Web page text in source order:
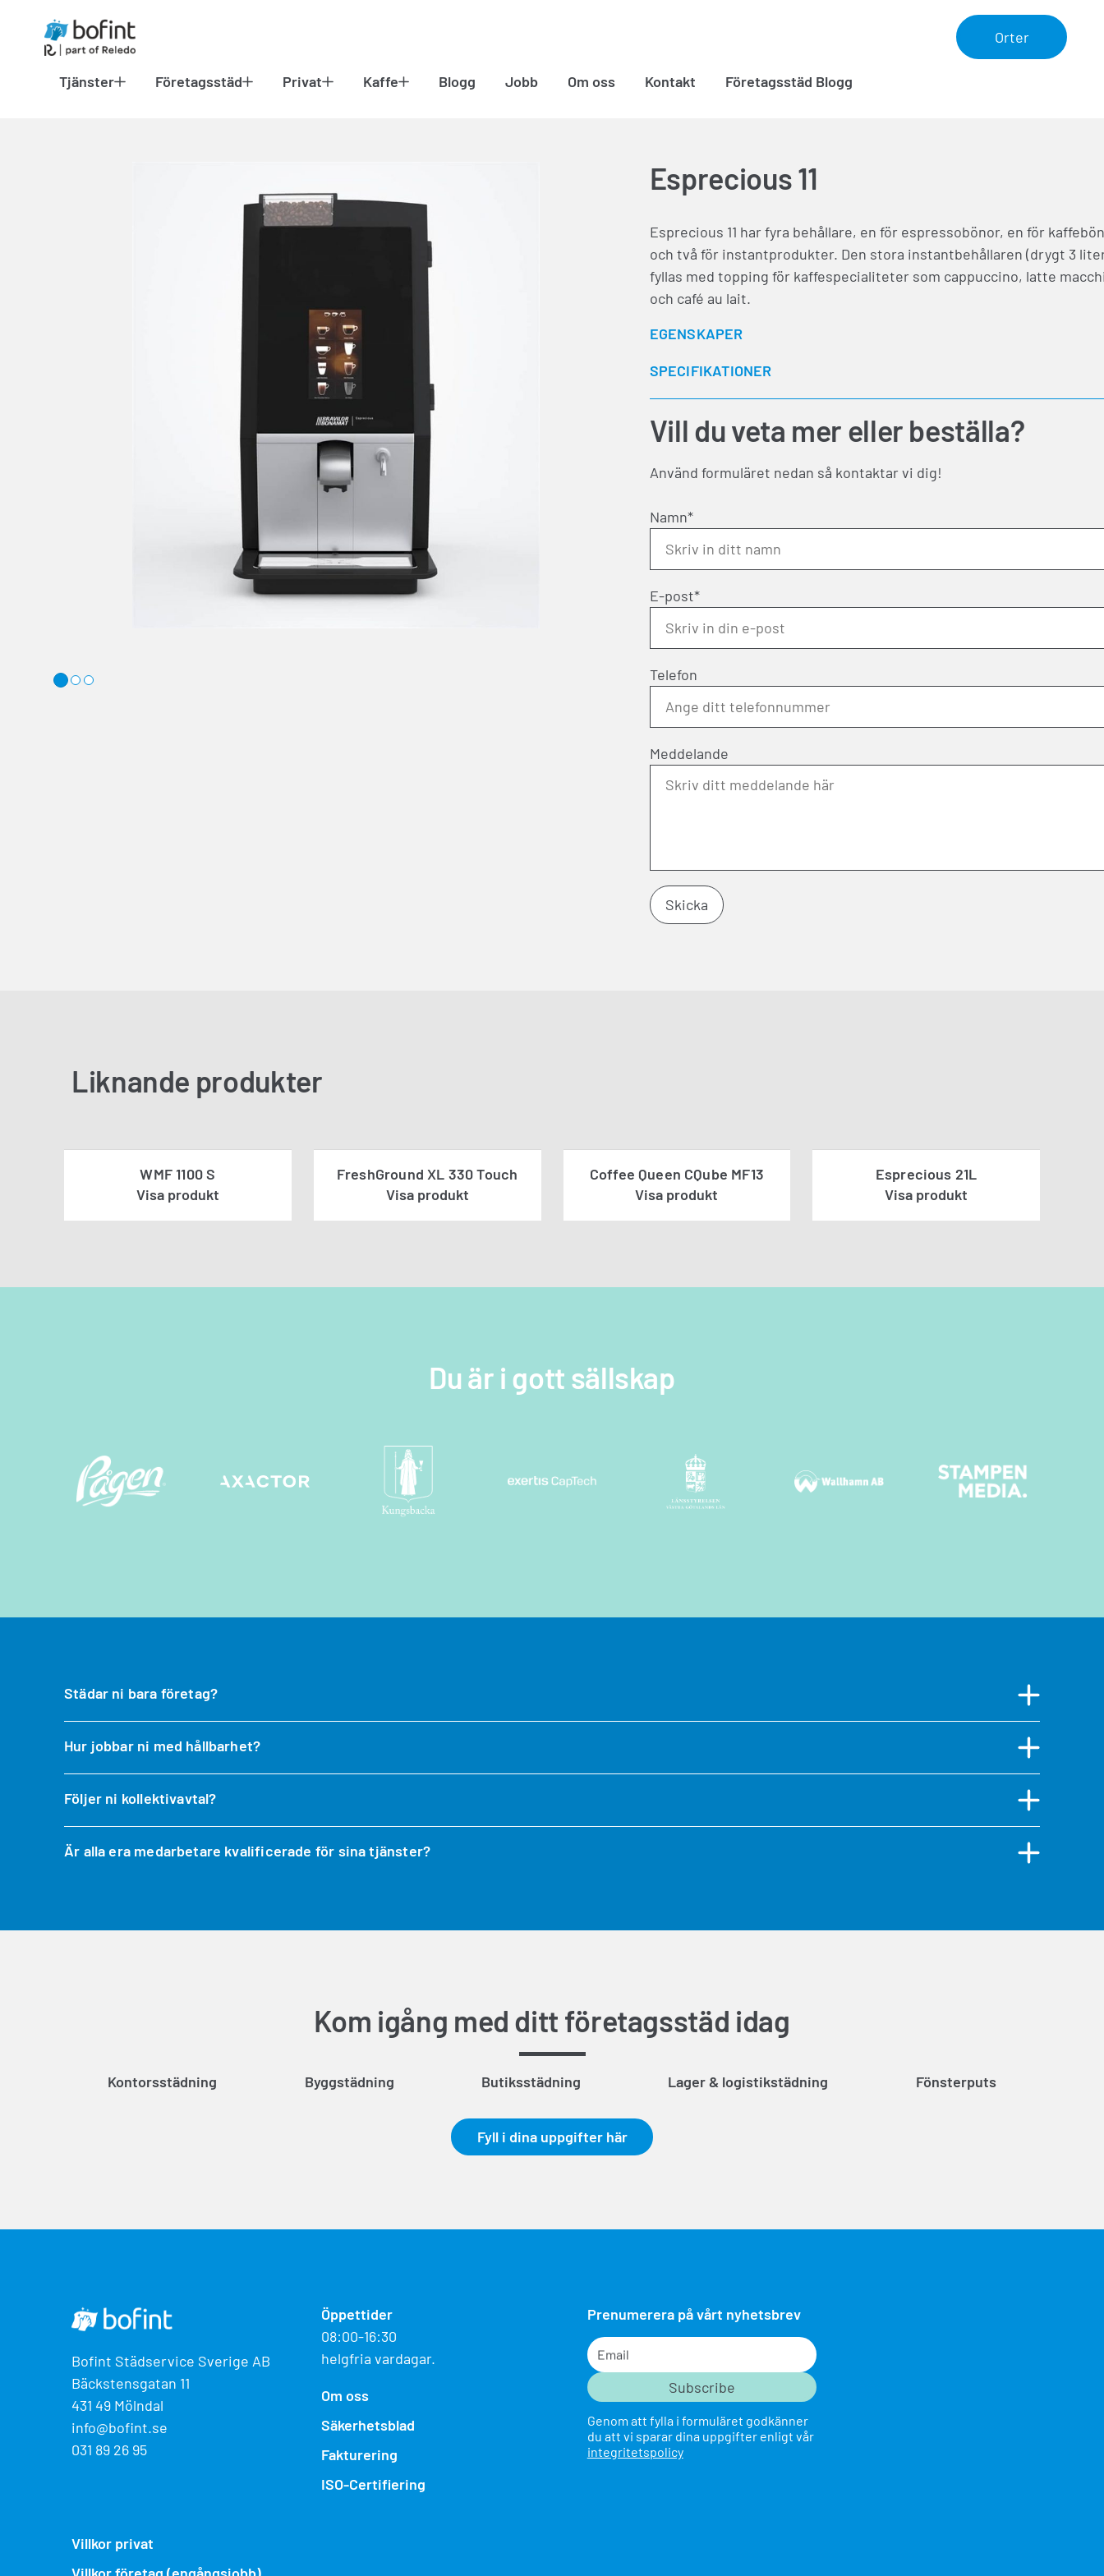
Orter
Tjänster Företagsstäd Privat Kaffe Blogg Jobb Om oss Kontakt Företagsstäd Blogg
Esprecious 11
Esprecious 11 har fyra behållare, en för espressobönor, en för
och två för instantprodukter. Den stora instantbehållaren (drygt 3
fyllas med topping för kaffespecialiteter som cappuccino, latte
och café au lait.
EGENSKAPER
SPECIFIKATIONER
Vill du veta mer eller beställa?
Använd formuläret nedan så kontaktar vi dig!
Namn*
E-post*
Telefon
Meddelande
Liknande produkter
WMF 1100 S
Visa produkt
FreshGround XL 330 Touch
Visa produkt
Coffee Queen CQube MF13
Visa produkt
Esprecious 21L
Visa produkt
Du är i gott sällskap
Städar ni bara företag?
Hur jobbar ni med hållbarhet?
Följer ni kollektivavtal?
Är alla era medarbetare kvalificerade för sina tjänster?
Kom igång med ditt företagsstäd idag
Kontorsstädning Byggstädning Butiksstädning Lager & logistikstädning Fönsterputs
Fyll i dina uppgifter här
Bofint Städservice Sverige AB
Bäckstensgatan 11
431 49 Mölndal
info@bofint.se
031 89 26 95
Öppettider
08:00-16:30
helgfria vardagar.
Om oss
Säkerhetsblad
Fakturering
ISO-Certifiering
Prenumerera på vårt nyhetsbrev
Email
Genom att fylla i formuläret godkänner
du att vi sparar dina uppgifter enligt vår
integritetspolicy
Villkor privat
Jag godkänner integritetspolicyn *